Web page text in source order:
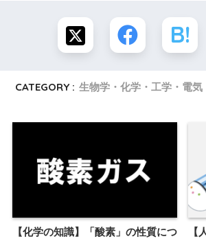
CATEGORY : 生物学・化学・工学・電気
【化学の知識】「酸素」の性質につ
【